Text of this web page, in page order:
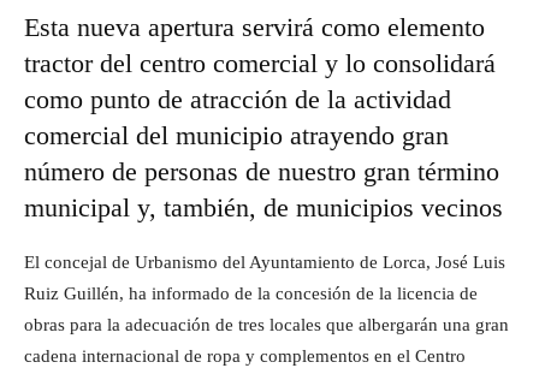
Esta nueva apertura servirá como elemento
tractor del centro comercial y lo consolidará
como punto de atracción de la actividad
comercial del municipio atrayendo gran
número de personas de nuestro gran término
municipal y, también, de municipios vecinos
El concejal de Urbanismo del Ayuntamiento de Lorca, José Luis
Ruiz Guillén, ha informado de la concesión de la licencia de
obras para la adecuación de tres locales que albergarán una gran
cadena internacional de ropa y complementos en el Centro